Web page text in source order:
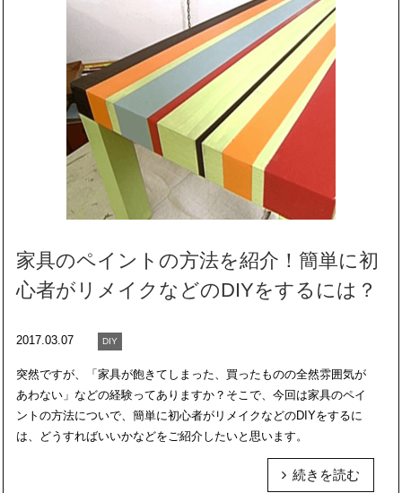
家具のペイントの方法を紹介！簡単に初
心者がリメイクなどのDIYをするには？
2017.03.07 DIY
突然ですが、「家具が飽きてしまった、買ったものの全然雰囲気が
あわない」などの経験ってありますか？そこで、今回は家具のペイ
ントの方法についで、簡単に初心者がリメイクなどのDIYをするに
は、どうすればいいかなどをご紹介したいと思います。
続きを読む